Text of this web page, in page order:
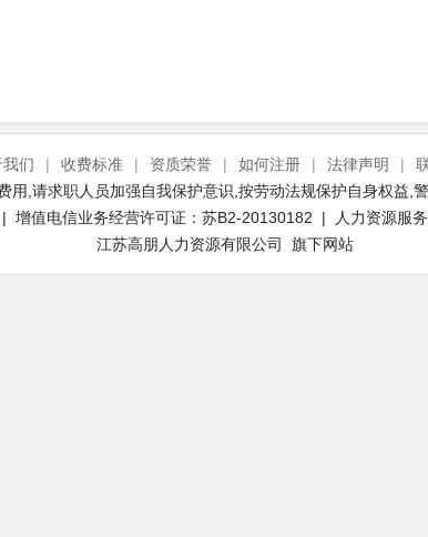
我们 | 收费标准 | 资质荣誉 | 如何注册 | 法律声明 |
用,请求职人员加强自我保护意识,按劳动法规保护自身权益,
| 增值电信业务经营许可证：苏B2-20130182 | 人力资源服
江苏高朋人力资源有限公司 旗下网站